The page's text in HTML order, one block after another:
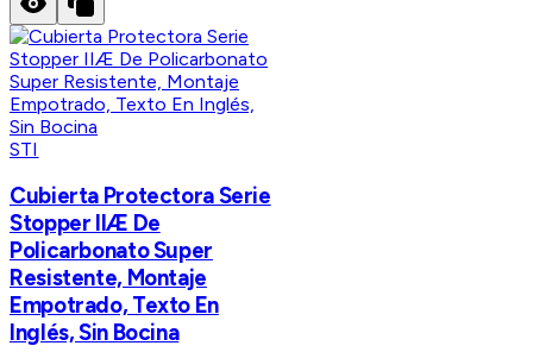
STI
Cubierta Protectora Serie
Stopper IIÆ De
Policarbonato Super
Resistente, Montaje
Empotrado, Texto En
Inglés, Sin Bocina